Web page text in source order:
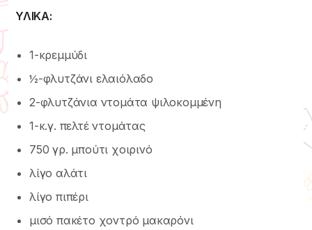
ΥΛΙΚΑ:
1-κρεμμύδι
½-φλυτζάνι ελαιόλαδο
2-φλυτζάνια ντομάτα ψιλοκομμένη
1-κ.γ. πελτέ ντομάτας
750 γρ. μπούτι χοιρινό
λίγο αλάτι
λίγο πιπέρι
μισό πακέτο χοντρό μακαρόνι